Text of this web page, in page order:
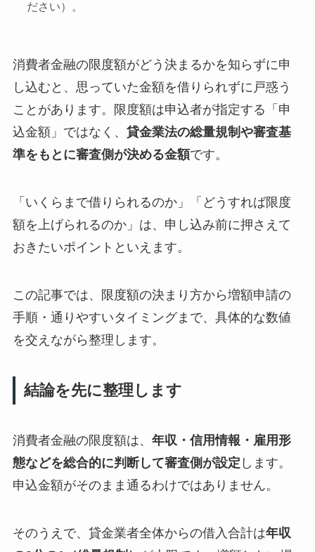
ださい）。
消費者金融の限度額がどう決まるかを知らずに申
し込むと、思っていた金額を借りられずに戸惑う
ことがあります。限度額は申込者が指定する「申
込金額」ではなく、 貸金業法の総量規制や審査基
準をもとに審査側が決める金額です。
「いくらまで借りられるのか」「どうすれば限度
額を上げられるのか」は、申し込み前に押さえて
おきたいポイントといえます。
この記事では、限度額の決まり方から増額申請の
手順・通りやすいタイミングまで、具体的な数値
を交えながら整理します。
結論を先に整理します
消費者金融の限度額は、 年収・信用情報・雇用形
態などを総合的に判断して審査側が設定 します。
申込金額がそのまま通るわけではありません。
そのうえで、貸金業者全体からの借入合計は年収